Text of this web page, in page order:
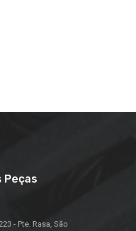
Peças
- Pte. Rasa, São